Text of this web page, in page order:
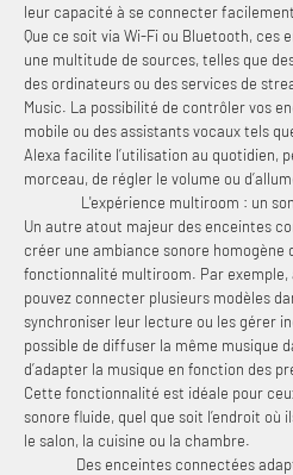
leur capacité à se connecter
Que ce soit via Wi-Fi ou Bluetooth, ces
une multitude de sources, telles que
des ordinateurs ou des services de
Music. La possibilité de contrôler vos
mobile ou des assistants vocaux tels
Alexa facilite l’utilisation au quotidien,
morceau, de régler le volume ou
L'expérience multiroom : un
Un autre atout majeur des enceintes
créer une ambiance sonore homogène
fonctionnalité multiroom. Par exemple,
pouvez connecter plusieurs modèles
synchroniser leur lecture ou les gérer
possible de diffuser la même musique
d’adapter la musique en fonction des
Cette fonctionnalité est idéale pour
sonore fluide, quel que soit l’endroit où
le salon, la cuisine ou la chambre.
Des enceintes connectées